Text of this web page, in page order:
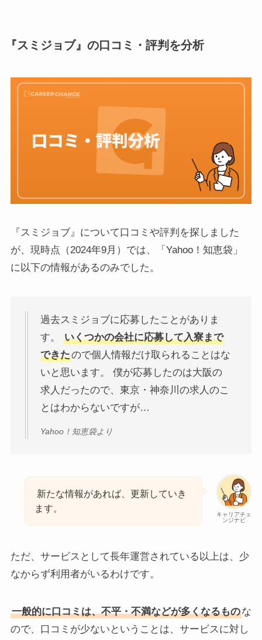
『スミジョブ』の口コミ・評判を分析
『スミジョブ』について口コミや評判を探しました
が、現時点（2024年9月）では、「Yahoo！知恵袋」
に以下の情報があるのみでした。
過去スミジョブに応募したことがありま
す。
いくつかの会社に応募して入寮まで
できたので個人情報だけ取られることはな
いと思います。 僕が応募したのは大阪の
求人だったので、東京・神奈川の求人のこ
とはわからないですが…
Yahoo！知恵袋より
キャリアチェ
ンジナビ
新たな情報があれば、更新していき
ます。
ただ、サービスとして長年運営されている以上は、少
なからず利用者がいるわけです。
一般的に口コミは、不平・不満などが多くなるものな
ので、口コミが少ないということは、サービスに対し